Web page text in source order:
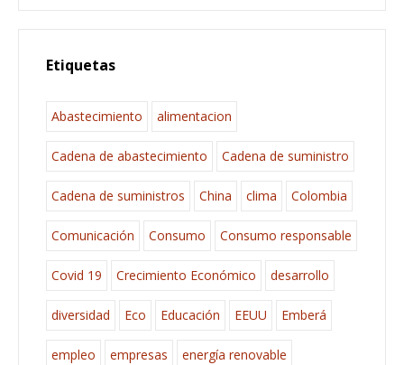
Etiquetas
Abastecimiento alimentacion
Cadena de abastecimiento Cadena de suministro
Cadena de suministros China clima Colombia
Comunicación Consumo Consumo responsable
Covid 19 Crecimiento Económico desarrollo
diversidad Eco Educación EEUU Emberá
empleo empresas energía renovable